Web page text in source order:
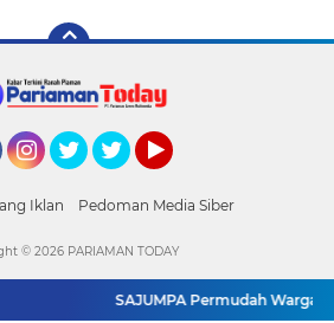
Iklan Pedoman Media Siber
SAJUMPA Permudah Warga
© 2026 PARIAMAN TODAY